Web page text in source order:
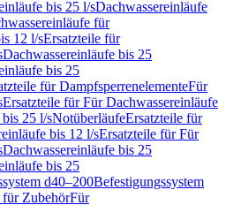
bis 25 l/sDachwassereinläufe
für
12 l/sErsatzteile für
Dachwassereinläufe bis 25
bis 25
für DampfsperrenelementeFür
Ersatzteile für Für Dachwassereinläufe
25 l/sNotüberläufeErsatzteile für
bis 12 l/sErsatzteile für Für
Dachwassereinläufe bis 25
bis 25
d40–200Befestigungssystem
für ZubehörFür